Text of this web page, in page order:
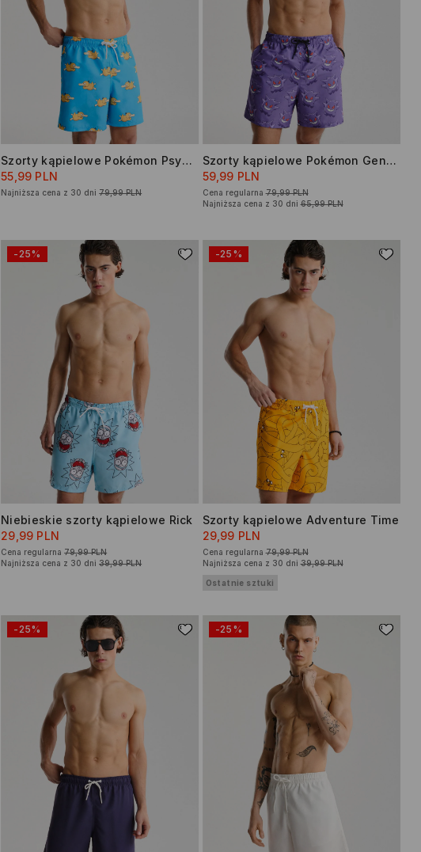
Szorty kąpielowe Pokémon Psyduck
55,99 PLN
Najniższa cena z 30 dni 79,99 PLN
Szorty kąpielowe Pokémon Gengar
59,99 PLN
Cena regularna 79,99 PLN
Najniższa cena z 30 dni 65,99 PLN
-25%
Niebieskie szorty kąpielowe Rick
29,99 PLN
Cena regularna 79,99 PLN
Najniższa cena z 30 dni 39,99 PLN
-25%
Szorty kąpielowe Adventure Time
29,99 PLN
Cena regularna 79,99 PLN
Najniższa cena z 30 dni 39,99 PLN
Ostatnie sztuki
-25% -25%